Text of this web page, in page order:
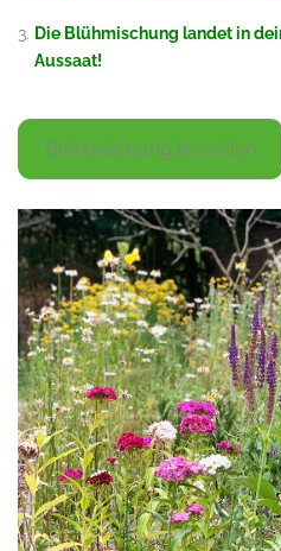
Die Blühmischung landet in
Aussaat!
Blühmischung bestellen